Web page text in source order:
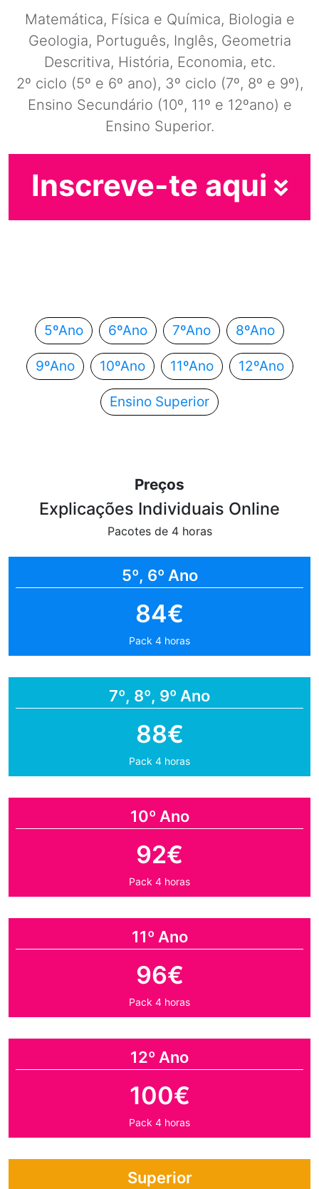
Matemática, Física e Química, Biologia e
Geologia, Português, Inglês, Geometria
Descritiva, História, Economia, etc.
2º ciclo (5º e 6º ano), 3º ciclo (7º, 8º e 9º),
Ensino Secundário (10º, 11º e 12ºano) e
Ensino Superior.
Inscreve-te aqui
5ºAno 6ºAno 7ºAno 8ºAno
9ºAno 10ºAno 11ºAno 12ºAno
Ensino Superior
Preços
Explicações Individuais Online
Pacotes de 4 horas
5º, 6º Ano
84€
Pack 4 horas
7º, 8º, 9º Ano
88€
Pack 4 horas
10º Ano
92€
Pack 4 horas
11º Ano
96€
Pack 4 horas
12º Ano
100€
Pack 4 horas
Superior